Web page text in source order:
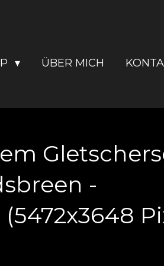
ÜBER MICH
-